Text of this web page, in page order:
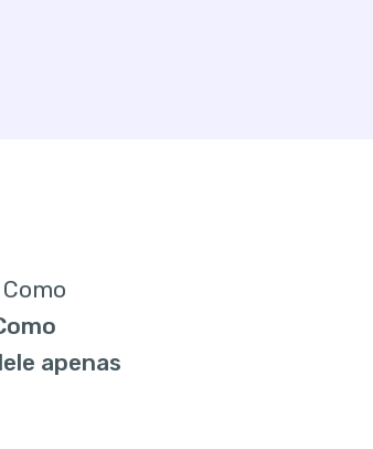
apenas